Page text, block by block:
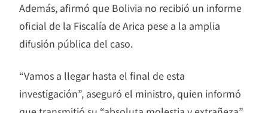
Además, afirmó que Bolivia no recibió un informe
oficial de la Fiscalía de Arica pese a la amplia
difusión pública del caso.
“Vamos a llegar hasta el final de esta
investigación”, aseguró el ministro, quien informó